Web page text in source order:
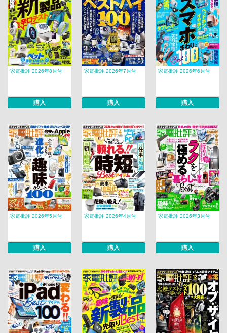
家電批評 2026年8月号
購入
家電批評 2026年7月号
購入
家電批評 2026年6月号
購入
家電批評 2026年5月号
購入
家電批評 2026年4月号
購入
家電批評 2026年3月号
購入